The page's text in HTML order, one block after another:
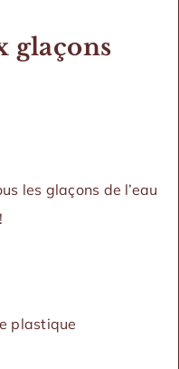
glaçons
les glaçons de l’eau
plastique